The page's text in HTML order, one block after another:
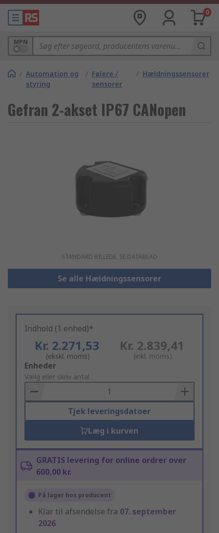
0
MPN
/ Automation og
styring
/ Følere /
sensorer
/ Hældningssensorer
Gefran 2-akset IP67 CANopen
STANDARD BILLEDE, SE DATABLAD
Se alle Hældningssensorer
Indhold (1 enhed)*
Kr. 2.271,53
(ekskl. moms)
Kr. 2.839,41
(inkl. moms)
Add
to
Basket
Enheder
Vælg eller skriv antal
Tjek leveringsdatoer
Læg i kurven
GRATIS levering for online ordrer over
600,00 kr.
På lager hos producent
Klar til afsendelse fra 07. september
2026